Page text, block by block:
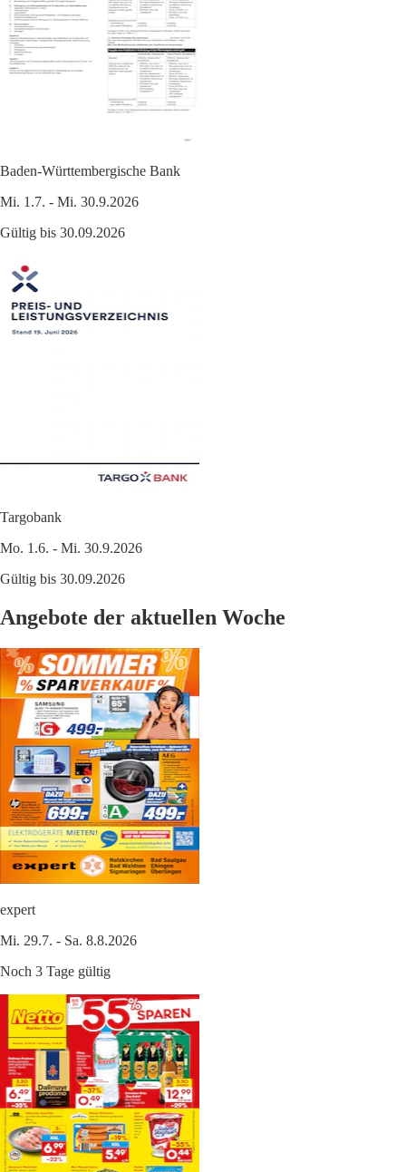
Baden-Württembergische Bank
Mi. 1.7. - Mi. 30.9.2026
Gültig bis 30.09.2026
Targobank
Mo. 1.6. - Mi. 30.9.2026
Gültig bis 30.09.2026
Angebote der aktuellen Woche
expert
Mi. 29.7. - Sa. 8.8.2026
Noch 3 Tage gültig